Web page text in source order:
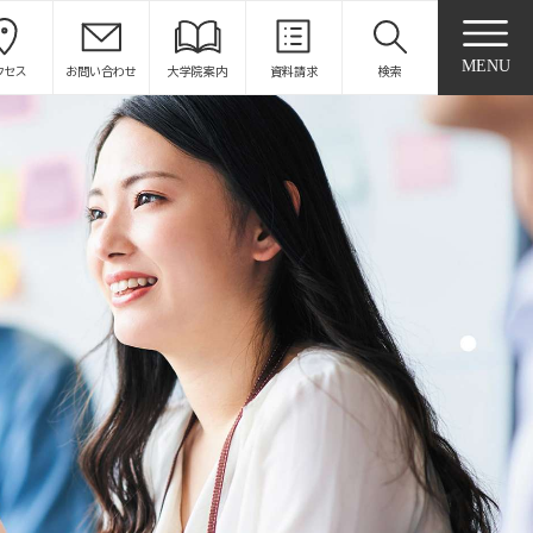
セス お問い合わせ 大学院案内 資料請求 検索 MENU